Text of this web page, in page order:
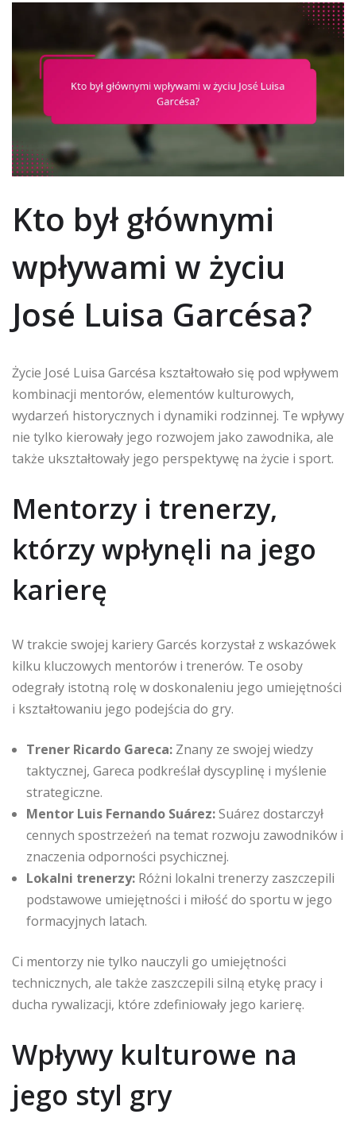
Kto był głównymi
wpływami w życiu
José Luisa Garcésa?
Życie José Luisa Garcésa kształtowało się pod wpływem
kombinacji mentorów, elementów kulturowych,
wydarzeń historycznych i dynamiki rodzinnej. Te wpływy
nie tylko kierowały jego rozwojem jako zawodnika, ale
także ukształtowały jego perspektywę na życie i sport.
Mentorzy i trenerzy,
którzy wpłynęli na jego
karierę
W trakcie swojej kariery Garcés korzystał z wskazówek
kilku kluczowych mentorów i trenerów. Te osoby
odegrały istotną rolę w doskonaleniu jego umiejętności
i kształtowaniu jego podejścia do gry.
Trener Ricardo Gareca: Znany ze swojej wiedzy
taktycznej, Gareca podkreślał dyscyplinę i myślenie
strategiczne.
Mentor Luis Fernando Suárez:Suárez dostarczył
cennych spostrzeżeń na temat rozwoju zawodników i
znaczenia odporności psychicznej.
Lokalni trenerzy: Różni lokalni trenerzy zaszczepili
podstawowe umiejętności i miłość do sportu w jego
formacyjnych latach.
Ci mentorzy nie tylko nauczyli go umiejętności
technicznych, ale także zaszczepili silną etykę pracy i
ducha rywalizacji, które zdefiniowały jego karierę.
Wpływy kulturowe na
jego styl gry